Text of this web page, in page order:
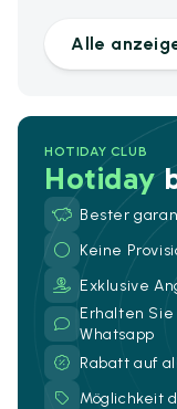
Alle
HOTIDAY CLUB
Hotiday
Bester
Keine
Exklusive
Erhalten
Whatsapp
Rabatt auf
Möglichkeit